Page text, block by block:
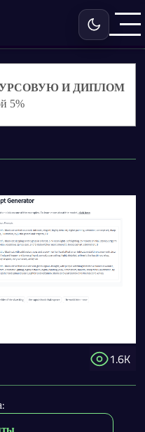
Включить
И ДИПЛОМ
5%
1.6K